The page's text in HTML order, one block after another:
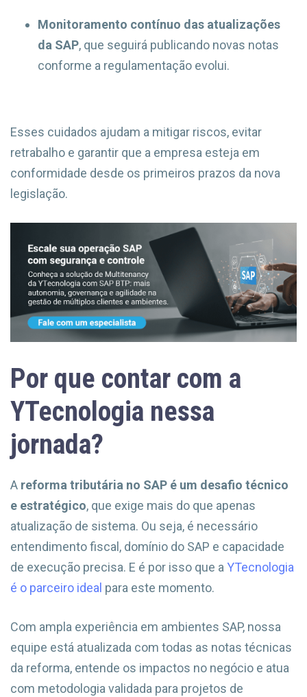
Monitoramento contínuo das atualizações
da SAP, que seguirá publicando novas notas
conforme a regulamentação evolui.
Esses cuidados ajudam a mitigar riscos, evitar
retrabalho e garantir que a empresa esteja em
conformidade desde os primeiros prazos da nova
legislação.
Por que contar com a
YTecnologia nessa
jornada?
A reforma tributária no SAP é um desafio técnico
e estratégico, que exige mais do que apenas
atualização de sistema. Ou seja, é necessário
entendimento fiscal, domínio do SAP e capacidade
de execução precisa. E é por isso que aYTecnologia
é o parceiro ideal para este momento.
Com ampla experiência em ambientes SAP, nossa
equipe está atualizada com todas as notas técnicas
da reforma, entende os impactos no negócio e atua
com metodologia validada para projetos de